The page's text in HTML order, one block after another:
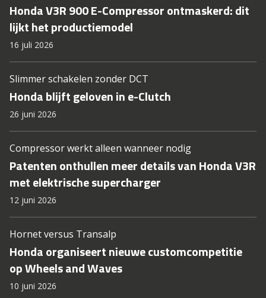
Honda V3R 900 E-Compressor ontmaskerd: dit
lijkt het productiemodel
16 juli 2026
Slimmer schakelen zonder DCT
Honda blijft geloven in e-Clutch
26 juni 2026
Compressor werkt alleen wanneer nodig
Patenten onthullen meer details van Honda V3R
met elektrische supercharger
12 juni 2026
Hornet versus Transalp
Honda organiseert nieuwe customcompetitie
op Wheels and Waves
10 juni 2026